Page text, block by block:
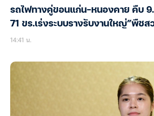
รถไฟทางคู่ขอนแก่น-หนองคาย คืบ
71 ขร.เร่งระบบรางรับงานใหญ่”พืชส
14:41 น.